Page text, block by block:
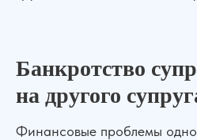
Банкротство
на другого
Финансовые проблемы